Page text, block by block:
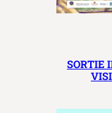
SORTIE